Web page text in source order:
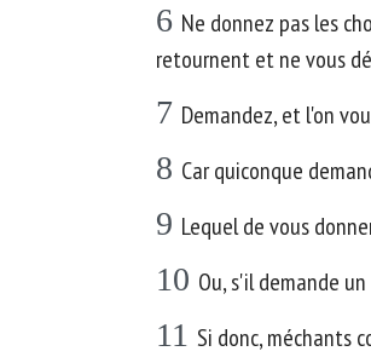
6 Ne donnez pas les
retournent et ne vous
7 Demandez, et l'on
8 Car quiconque
9 Lequel de vous
10 Ou, s'il demande
11 Si donc, méchants